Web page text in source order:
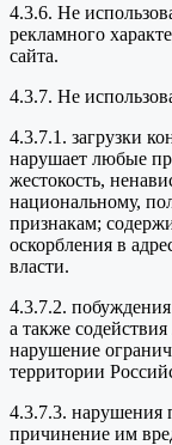
4.3.6. Не
рекламного
сайта.
4.3.7. Не
4.3.7.1. загрузки
нарушает любые
жестокость,
национальному,
признакам;
оскорбления в
власти.
4.3.7.2.
а также
нарушение
территории
4.3.7.3. нарушения
причинение им